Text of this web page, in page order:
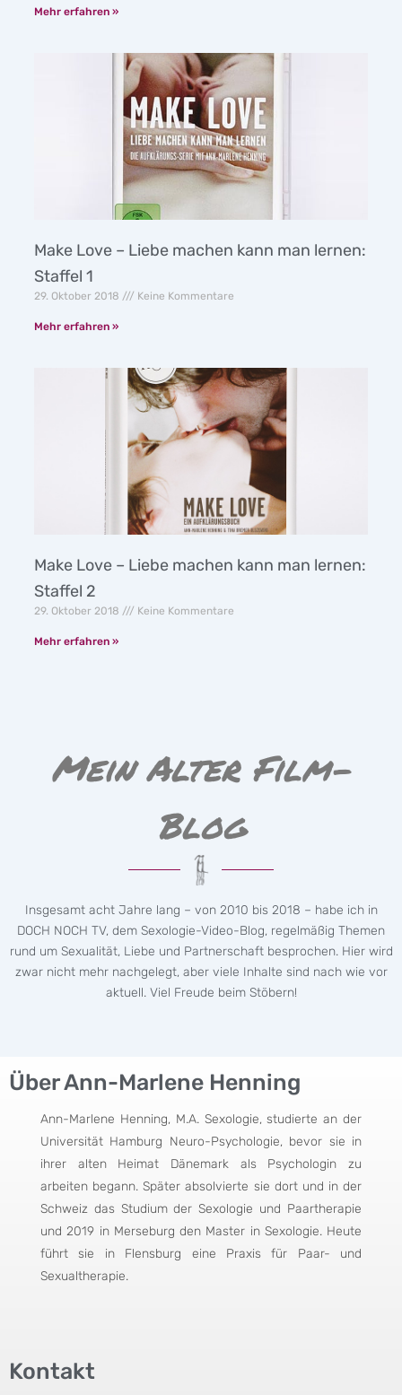
Mehr erfahren »
Make Love – Liebe machen kann man lernen:
Staffel 1
29. Oktober 2018 Keine Kommentare
Mehr erfahren »
Make Love – Liebe machen kann man lernen:
Staffel 2
29. Oktober 2018 Keine Kommentare
Mehr erfahren »
Mein Alter Film-
Blog
Insgesamt acht Jahre lang – von 2010 bis 2018 – habe ich in
DOCH NOCH TV, dem Sexologie-Video-Blog, regelmäßig Themen
rund um Sexualität, Liebe und Partnerschaft besprochen. Hier wird
zwar nicht mehr nachgelegt, aber viele Inhalte sind nach wie vor
aktuell. Viel Freude beim Stöbern!
Über Ann-Marlene Henning
Ann-Marlene Henning, M.A. Sexologie, studierte an der
Universität Hamburg Neuro-Psychologie, bevor sie in
ihrer alten Heimat Dänemark als Psychologin zu
arbeiten begann. Später absolvierte sie dort und in der
Schweiz das Studium der Sexologie und Paartherapie
und 2019 in Merseburg den Master in Sexologie. Heute
führt sie in Flensburg eine Praxis für Paar- und
Sexualtherapie.
Kontakt